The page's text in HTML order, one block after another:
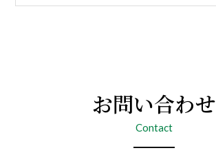
お問い合わせ
Contact